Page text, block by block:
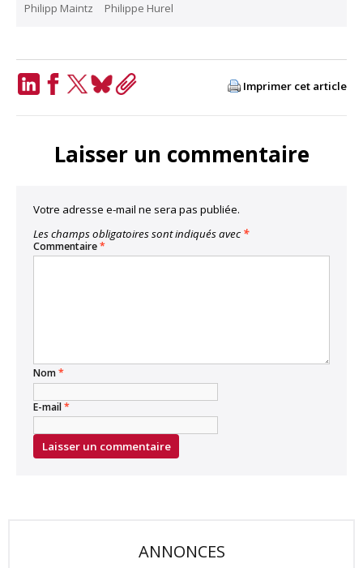
Philipp Maintz Philippe Hurel
Imprimer cet article
Laisser un commentaire
Votre adresse e-mail ne sera pas publiée.
Les champs obligatoires sont indiqués avec *
Commentaire*
Nom*
E-mail*
ANNONCES